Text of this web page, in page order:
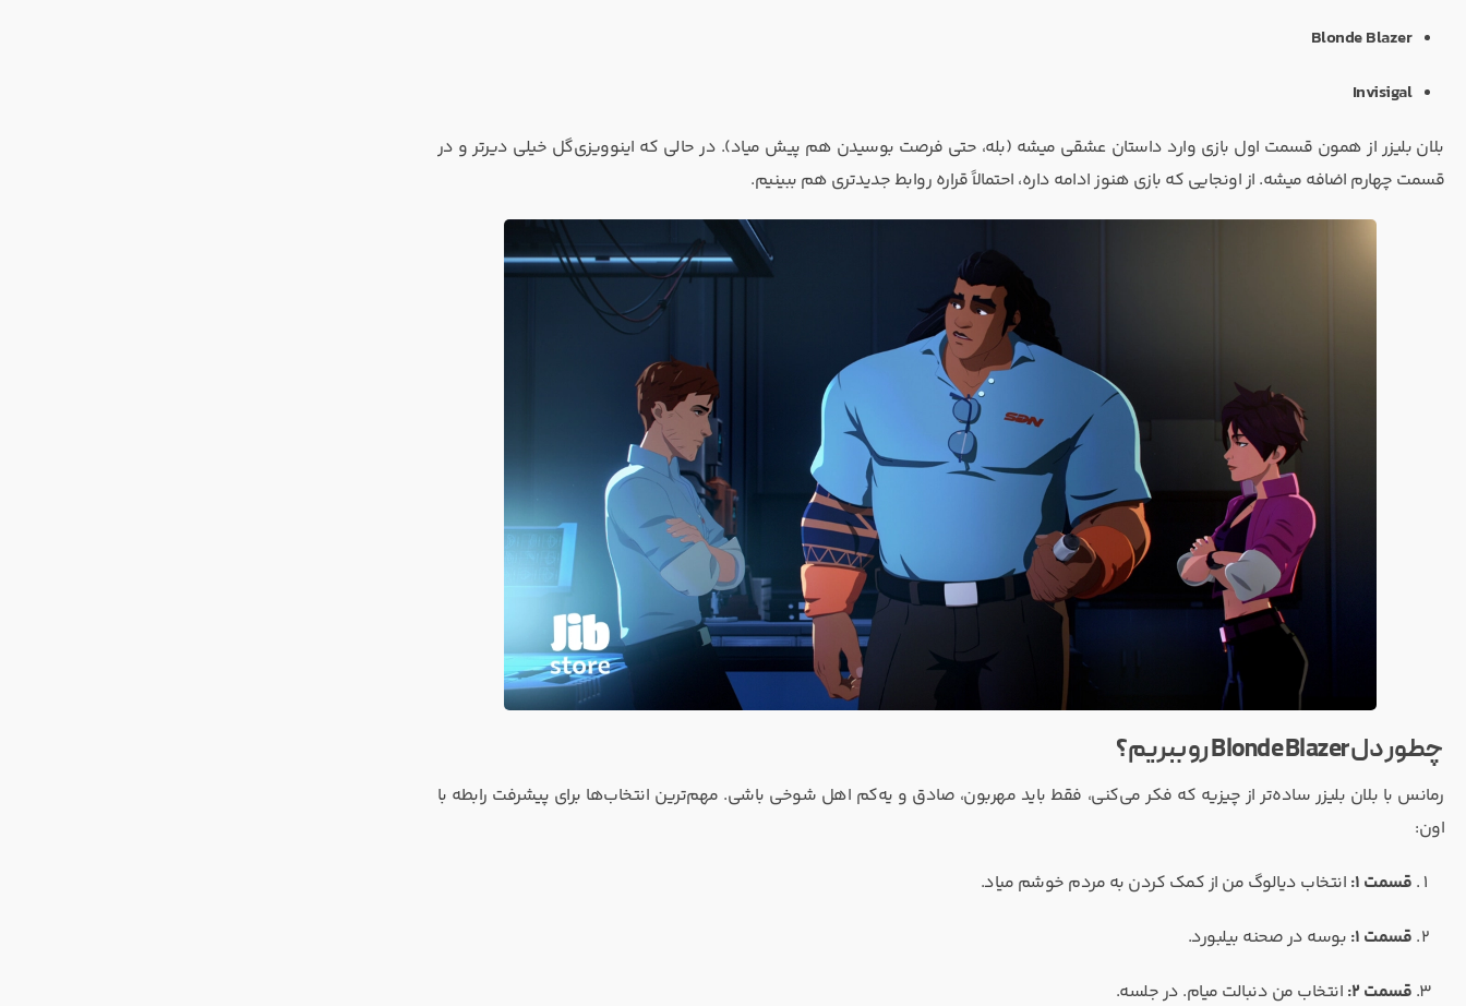
Blonde Blazer
Invisigal
بلان بلیزر از همون قسمت اول بازی وارد داستان عشقی میشه (بله، حتی فرصت بوسیدن هم پیش میاد). در حالی که اینوویزی‌گل خیلی دیرتر و در
قسمت چهارم اضافه میشه. از اونجایی که بازی هنوز ادامه داره، احتمالاً قراره روابط جدیدتری هم ببینیم.
چطور دل Blonde Blazer رو ببریم؟
رمانس با بلان بلیزر ساده‌تر از چیزیه که فکر می‌کنی، فقط باید مهربون، صادق و یه‌کم اهل شوخی باشی. مهم‌ترین انتخاب‌ها برای پیشرفت رابطه با
اون:
قسمت 1:
انتخاب دیالوگ من از کمک کردن به مردم خوشم میاد.
قسمت 1:
بوسه در صحنه بیلبورد.
قسمت 2:
انتخاب من دنبالت میام. در جلسه.